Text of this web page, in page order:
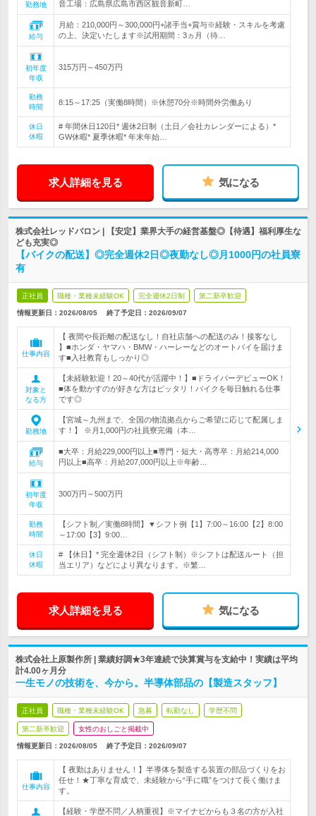
勤務地 音工場：広島県広島市西区観音新町…
給与
月給：210,000円～300,000円+諸手当+賞与※経験・スキルを考慮
の上、決定いたします※試用期間：3ヵ月（待…
初年度
年収
315万円～450万円
勤務
時間
8:15～17:25（実働8時間）※休憩70分※時間外労働あり
休日
休暇
# 年間休日120日* 週休2日制（土日／会社カレンダーによる）*
GW休暇* 夏季休暇* 年末年始…
求人詳細を見る 気になる
株式会社レッドバロン | 【安定】業界大手の経営基盤◎【待遇】福利厚生な
ども充実◎
【バイクの配送】◎完全週休2日◎夜勤なし◎月1000円の社員寮
有
正社員 職種・業種未経験OK 完全週休2日制 第二新卒歓迎
情報更新日：2026/08/05 終了予定日： 2026/09/07
仕事内容
【 夜間や長距離の配送なし！自社店舗への配送のみ！接客なし
】■ホンダ・ヤマハ・BMW・ハーレーなどのオートバイを届けま
す■入社教育もしっかり◎
対象と
なる方
【未経験歓迎！20～40代が活躍中！】■ドライバーデビューOK！
■体を動かすのが好きな方はピッタリ！バイクを毎日触れる仕事
です◎
勤務地
【宮城～九州まで、全国の物流拠点からご希望に応じて配属しま
す！】 ※月1,000円の社員寮完備（本…
給与
■大卒：月給229,000円以上■専門・短大・高専卒：月給214,000
円以上■高卒：月給207,000円以上※年齢…
初年度
年収
300万円～500万円
勤務
時間
【シフト制／実働8時間】▼シフト例【1】7:00～16:00【2】8:00
～17:00【3】9:00…
休日
休暇
# 【休日】* 完全週休2日（シフト制）※シフトは配送ルート（担
当エリア）などにより異なります。※繁…
求人詳細を見る 気になる
株式会社上原製作所 | 業績好調★3年連続で決算賞与を支給中！実績は平均
計4.00ヶ月分
一生モノの技術を、今から。半導体部品の【製造スタッフ】
正社員 職種・業種未経験OK 急募 転勤なし 学歴不問
第二新卒歓迎 女性のおしごと掲載中
情報更新日：2026/08/05 終了予定日： 2026/09/07
仕事内容
【 夜勤はありません！】半導体を製造する装置の部品づくりをお
任せ！★丁寧な育成で、未経験から“手に職”をつけて長く働けま
す。
【経験・学歴不問／人柄重視】※マイナビからも３名の方が入社